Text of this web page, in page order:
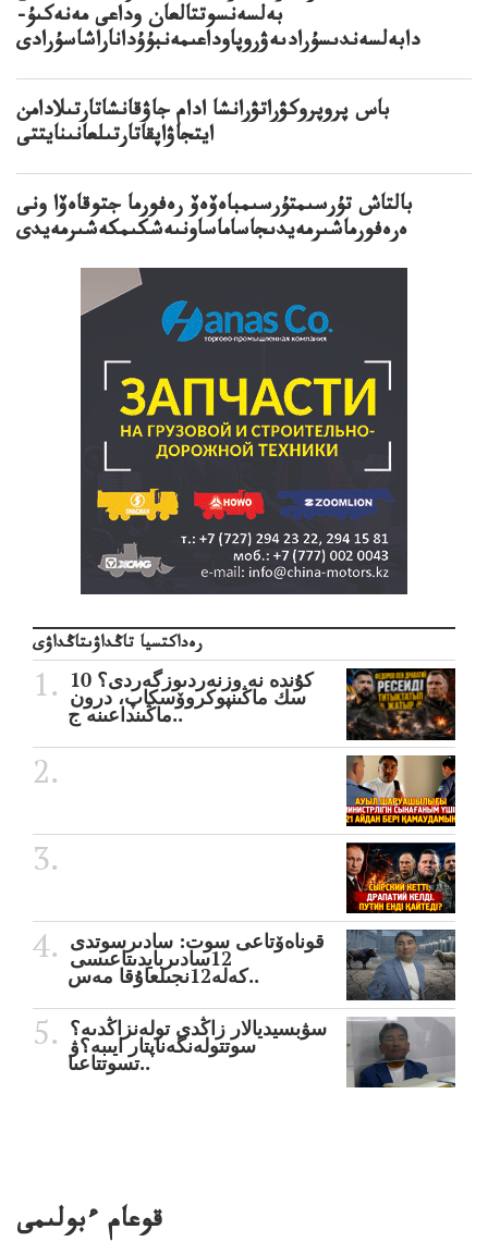
بەلسەنسوتتالعان وداعى مەنەكىۇ-
دابەلسەندىسۇرادىەۋروپاوداعىمەنبۇۇداناراشاسۇرادى
باس پروپروكۋراتۋرانشا ادام جاۋقانشاتارتىلادامن
ايتجاۋاپقاتارتىلعانىنايتتى
بالتاش تۇرسىمتۇرسىمباەۆەۆ رەفورما جتوقاەۆا ونى
ەرەفورماشىرمەيدىجاساماساونىەشكىمكەشىرمەيدى
رەداكتسيا تاڭداۋىتاڭداۋى
10 كۇندە نە وزنەردىوزگەردى؟
سك ماڭىنپوكروۆسكاپ، درون
ماڭىنداعىنە ج..
قوناەۆتاعى سوت: سادىرسوتدى
12سادىربايدىتاعىسى
كەلە12نجىلعاۇقا مەس..
سۋبسيديالار زاڭدى تولەنزاڭدىە؟
سوتتولەنگەناپتار ايىبە؟ۋ
تسوتتاعىا..
قوعام ءبولىمى